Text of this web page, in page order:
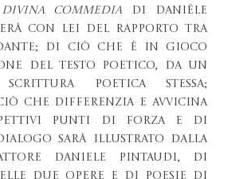
Divina Commedia di Danièle
con lei del rapporto tra
di ciò che è in gioco
del testo poetico, da un
poetica stessa;
che differenzia e avvicina
punti di forza e di
sarà illustrato dalla
Daniele Pintaudi, di
due opere e di poesie di